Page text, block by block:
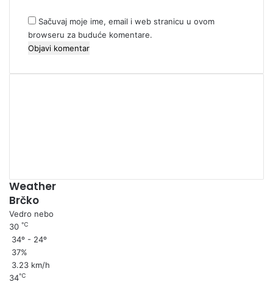
Sačuvaj moje ime, email i web stranicu u ovom
browseru za buduće komentare.
Weather
Brčko
Vedro nebo
30 ℃
34º - 24º
37%
3.23 km/h
34℃